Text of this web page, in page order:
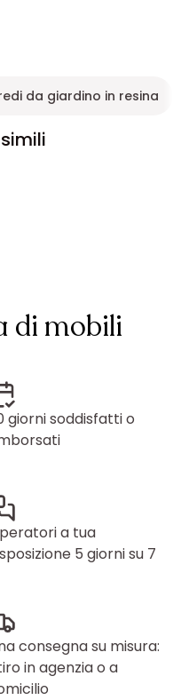
da giardino in resina
di mobili
giorni soddisfatti o
a tua
5 giorni su 7
consegna su misura:
in agenzia o a